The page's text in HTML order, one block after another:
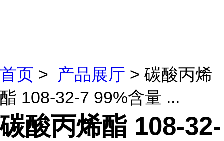
首页 > 产品展厅 > 碳酸丙烯
酯 108-32-7 99%含量 ...
碳酸丙烯酯 108-32-